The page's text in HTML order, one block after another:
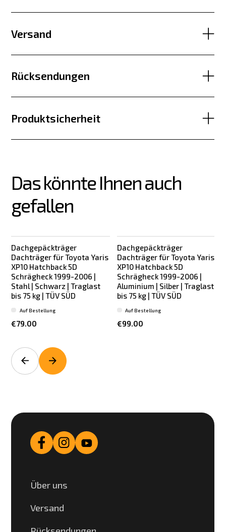
Versand
Rücksendungen
Produktsicherheit
Das könnte Ihnen auch
gefallen
Dachgepäckträger
Dachträger für Toyota Yaris
XP10 Hatchback 5D
Schrägheck 1999-2006 |
Stahl | Schwarz | Traglast
bis 75 kg | TÜV SÜD
€79.00
Auf Bestellung
Dachgepäckträger
Dachträger für Toyota Yaris
XP10 Hatchback 5D
Schrägheck 1999-2006 |
Aluminium | Silber | Traglast
bis 75 kg | TÜV SÜD
€99.00
Auf Bestellung
Über uns
Versand